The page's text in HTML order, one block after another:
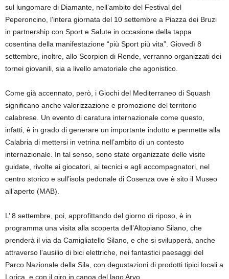
sul lungomare di Diamante, nell’ambito del Festival del
Peperoncino, l’intera giornata del 10 settembre a Piazza dei Bruzi
in partnership con Sport e Salute in occasione della tappa
cosentina della manifestazione “più Sport più vita”. Giovedì 8
settembre, inoltre, allo Scorpion di Rende, verranno organizzati dei
tornei giovanili, sia a livello amatoriale che agonistico.
Come già accennato, però, i Giochi del Mediterraneo di Squash
significano anche valorizzazione e promozione del territorio
calabrese. Un evento di caratura internazionale come questo,
infatti, è in grado di generare un importante indotto e permette alla
Calabria di mettersi in vetrina nell’ambito di un contesto
internazionale. In tal senso, sono state organizzate delle visite
guidate, rivolte ai giocatori, ai tecnici e agli accompagnatori, nel
centro storico e sull’isola pedonale di Cosenza ove è sito il Museo
all’aperto (MAB).
L’ 8 settembre, poi, approfittando del giorno di riposo, è in
programma una visita alla scoperta dell’Altopiano Silano, che
prenderà il via da Camigliatello Silano, e che si svilupperà, anche
attraverso l’ausilio di bici elettriche, nei fantastici paesaggi del
Parco Nazionale della Sila, con degustazioni di prodotti tipici locali a
Lorica, e con il giro in canoa del lago Arvo.